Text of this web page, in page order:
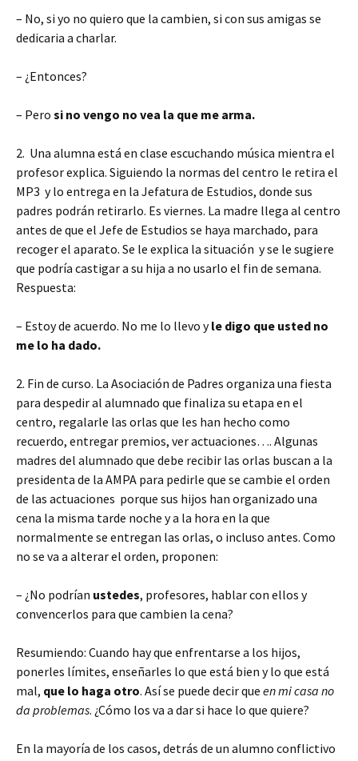
– No, si yo no quiero que la cambien, si con sus amigas se
dedicaria a charlar.
– ¿Entonces?
– Pero si no vengo no vea la que me arma.
2. Una alumna está en clase escuchando música mientra el
profesor explica. Siguiendo la normas del centro le retira el
MP3 y lo entrega en la Jefatura de Estudios, donde sus
padres podrán retirarlo. Es viernes. La madre llega al centro
antes de que el Jefe de Estudios se haya marchado, para
recoger el aparato. Se le explica la situación y se le sugiere
que podría castigar a su hija a no usarlo el fin de semana.
Respuesta:
– Estoy de acuerdo. No me lo llevo yle digo que usted no
me lo ha dado.
2. Fin de curso. La Asociación de Padres organiza una fiesta
para despedir al alumnado que finaliza su etapa en el
centro, regalarle las orlas que les han hecho como
recuerdo, entregar premios, ver actuaciones…. Algunas
madres del alumnado que debe recibir las orlas buscan a la
presidenta de la AMPA para pedirle que se cambie el orden
de las actuaciones porque sus hijos han organizado una
cena la misma tarde noche y a la hora en la que
normalmente se entregan las orlas, o incluso antes. Como
no se va a alterar el orden, proponen:
– ¿No podrían ustedes, profesores, hablar con ellos y
convencerlos para que cambien la cena?
Resumiendo: Cuando hay que enfrentarse a los hijos,
ponerles límites, enseñarles lo que está bien y lo que está
mal, que lo haga otro. Así se puede decir que en mi casa no
da problemas. ¿Cómo los va a dar si hace lo que quiere?
En la mayoría de los casos, detrás de un alumno conflictivo